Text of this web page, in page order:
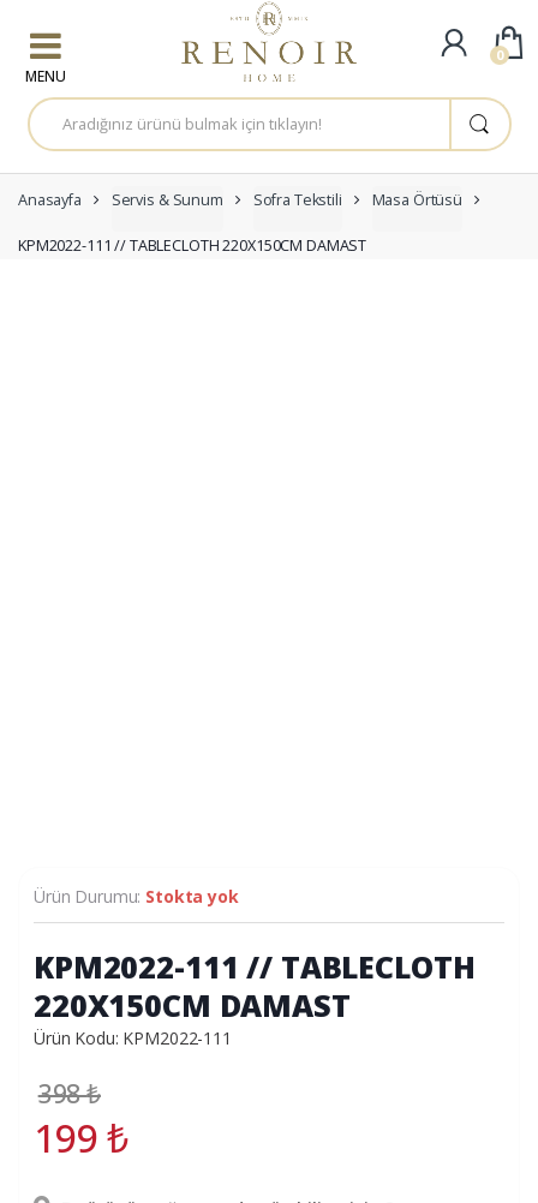
A
r
a
a
:
Anasayfa Servis & Sunum Sofra Tekstili Masa Örtüsü
KPM2022-111 // TABLECLOTH 220X150CM DAMAST
Ürün Durumu: Stokta yok
KPM2022-111 // TABLECLOTH
220X150CM DAMAST
Ürün Kodu: KPM2022-111
398₺
199₺
0